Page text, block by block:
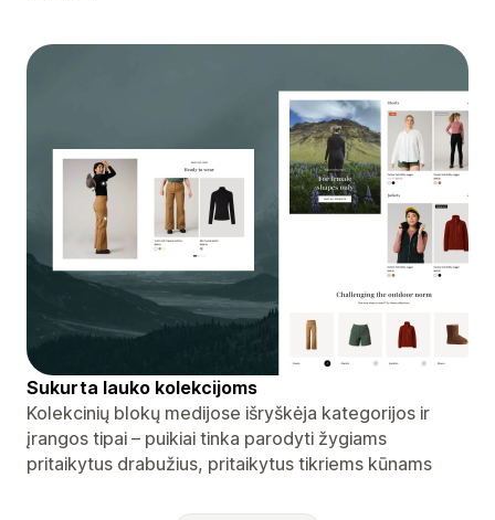
Sukurta lauko kolekcijoms
Kolekcinių blokų medijose išryškėja kategorijos ir
įrangos tipai – puikiai tinka parodyti žygiams
pritaikytus drabužius, pritaikytus tikriems kūnams